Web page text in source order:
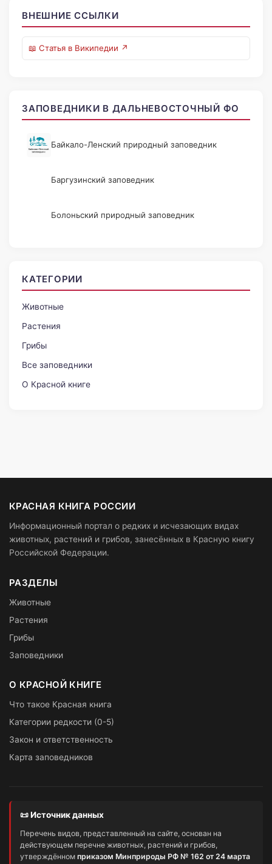
ВНЕШНИЕ ССЫЛКИ
📖 Статья в Википедии ↗
ЗАПОВЕДНИКИ В ДАЛЬНЕВОСТОЧНЫЙ ФО
Байкало-Ленский природный заповедник
Баргузинский заповедник
Болоньский природный заповедник
КАТЕГОРИИ
Животные
Растения
Грибы
Все заповедники
О Красной книге
КРАСНАЯ КНИГА РОССИИ
Информационный портал о редких и исчезающих видах
животных, растений и грибов, занесённых в Красную книгу
Российской Федерации.
РАЗДЕЛЫ
Животные
Растения
Грибы
Заповедники
О КРАСНОЙ КНИГЕ
Что такое Красная книга
Категории редкости (0-5)
Закон и ответственность
Карта заповедников
📜 Источник данных
Перечень видов, представленный на сайте, основан на
действующем перечне животных, растений и грибов,
утверждённом приказом Минприроды РФ № 162 от 24 марта